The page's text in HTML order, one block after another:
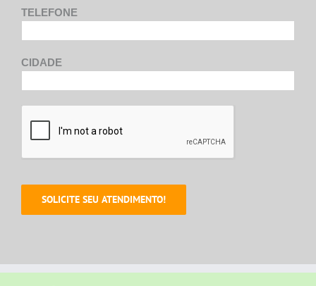
TELEFONE
CIDADE